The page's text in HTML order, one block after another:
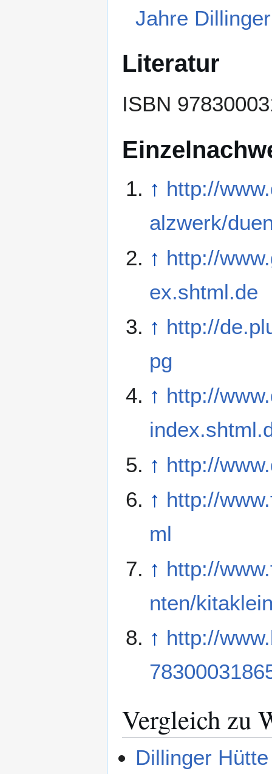
Jahre
Literatur
ISBN
↑ http://
alzwerk/
↑ http://
ex.shtml.de
↑ http://
pg
↑ http://
↑ http://
↑ http://
ml
↑ http://
nten/
↑ http://
Vergleich zu
Dillinger